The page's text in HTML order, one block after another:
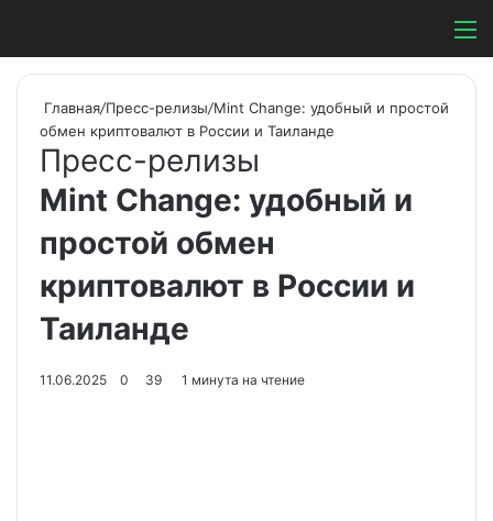
Switch skin
Главная/Пресс-релизы/Mint Change: удобный и простой
обмен криптовалют в России и Таиланде
Пресс-релизы
Mint Change: удобный и
простой обмен
криптовалют в России и
Таиланде
11.06.2025 0 39 1 минута на чтение